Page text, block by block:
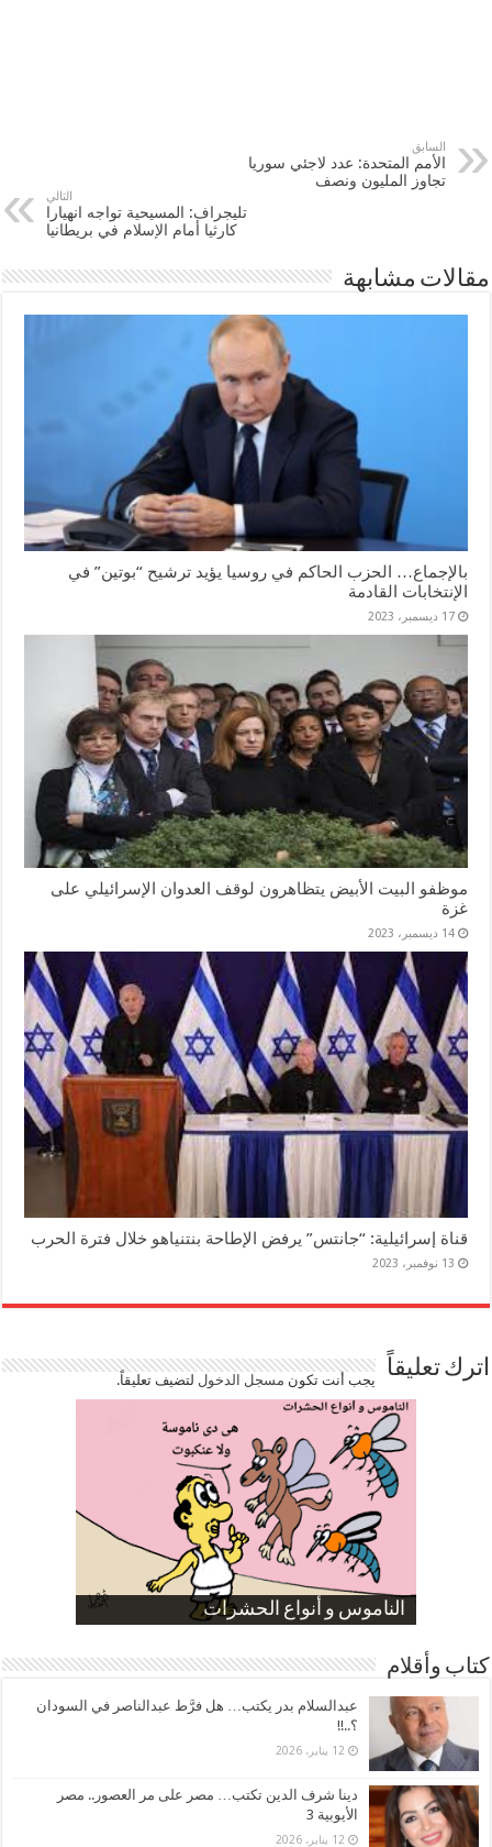
السابق
الأمم المتحدة: عدد لاجئي سوريا
تجاوز المليون ونصف
التالي
تليجراف: المسيحية تواجه انهيارا
كارثيا أمام الإسلام في بريطانيا
مقالات مشابهة
بالإجماع… الحزب الحاكم في روسيا يؤيد ترشيح “بوتين” في
الإنتخابات القادمة
17 ديسمبر، 2023
موظفو البيت الأبيض يتظاهرون لوقف العدوان الإسرائيلي على
غزة
14 ديسمبر، 2023
قناة إسرائيلية: “جانتس” يرفض الإطاحة بنتنياهو خلال فترة الحرب
13 نوفمبر، 2023
اترك تعليقاً يجب أنت تكون مسجل الدخوللتضيف تعليقاً.
الناموس و أنواع الحشرات
الموظفين بعد ارتفاع الأسعار
ارتفاع نسبة الطلاق في مصر
صورة كاركاتيرية
صورة كاركاتيرية
كتاب وأقلام
عبدالسلام بدر يكتب… هل فرَّط عبدالناصر في السودان
؟..!!
12 يناير، 2026
دينا شرف الدين تكتب… مصر على مر العصور.. مصر
الأيوبية 3
12 يناير، 2026